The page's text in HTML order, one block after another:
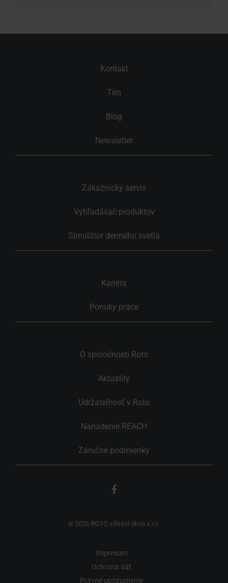
Kontakt
Tím
Blog
Newsletter
Zákaznícky servis
Vyhľadávač produktov
Simulátor denného svetla
Kariéra
Ponuky práce
O spoločnosti Roto
Aktuality
Udržateľnosť v Roto
Nariadenie REACH
Záručné podmienky
© 2026 ROTO střešní okna s.r.o.
Impresum
Ochrana dát
Právne upozornenie